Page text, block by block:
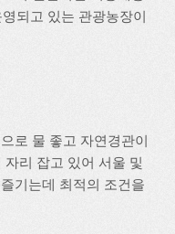
되고 있는 관광농장이
로 물 좋고 자연경관이
리 잡고 있어 서울 및
기는데 최적의 조건을